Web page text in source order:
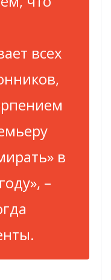
всех
в
–